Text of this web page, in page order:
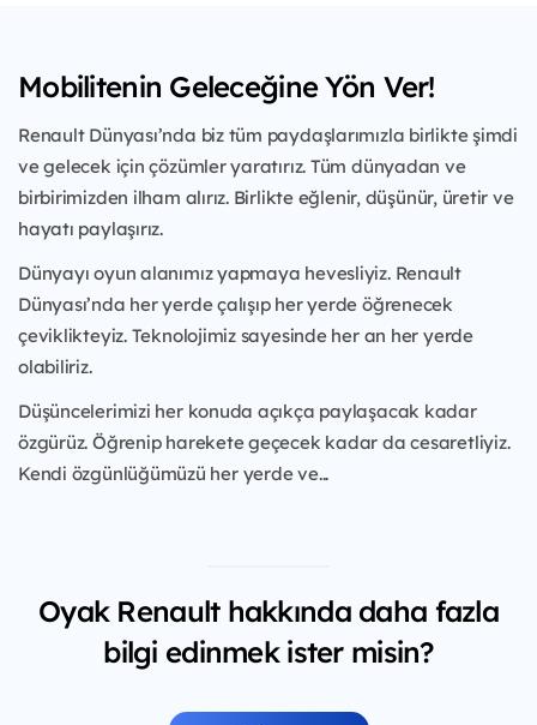
Mobilitenin Geleceğine Yön Ver!
Renault Dünyası’nda biz tüm paydaşlarımızla birlikte şimdi
ve gelecek için çözümler yaratırız. Tüm dünyadan ve
birbirimizden ilham alırız. Birlikte eğlenir, düşünür, üretir ve
hayatı paylaşırız.
Dünyayı oyun alanımız yapmaya hevesliyiz. Renault
Dünyası’nda her yerde çalışıp her yerde öğrenecek
çeviklikteyiz. Teknolojimiz sayesinde her an her yerde
olabiliriz.
Düşüncelerimizi her konuda açıkça paylaşacak kadar
özgürüz. Öğrenip harekete geçecek kadar da cesaretliyiz.
Kendi özgünlüğümüzü her yerde ve...
Oyak Renault hakkında daha fazla
bilgi edinmek ister misin?